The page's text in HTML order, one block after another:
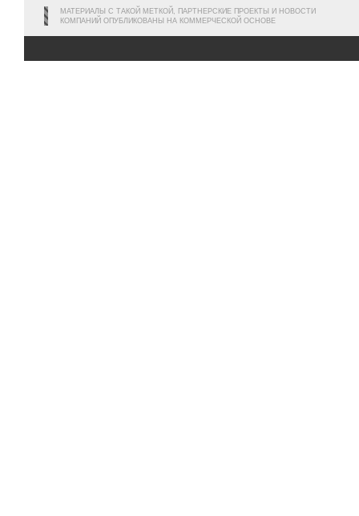
МАТЕРИАЛЫ С ТАКОЙ МЕТКОЙ, ПАРТНЕРСКИЕ ПРОЕКТЫ И НОВОСТИ
КОМПАНИЙ ОПУБЛИКОВАНЫ НА КОММЕРЧЕСКОЙ ОСНОВЕ